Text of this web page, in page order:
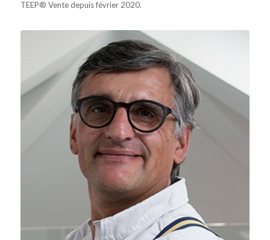
TEEP® Vente depuis février 2020.